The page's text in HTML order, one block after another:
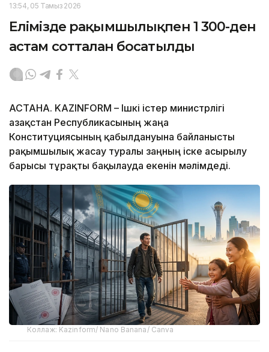
13:54, 05 Тамыз 2026
Елімізде рақымшылықпен 1 300-ден
астам сотталған босатылды
АСТАНА. KAZINFORM – Ішкі істер министрлігі
Қазақстан Республикасының жаңа
Конституциясының қабылдануына байланысты
рақымшылық жасау туралы заңның іске асырылу
барысы тұрақты бақылауда екенін мәлімдеді.
Коллаж: Kazinform/ Nano Banana/ Canva